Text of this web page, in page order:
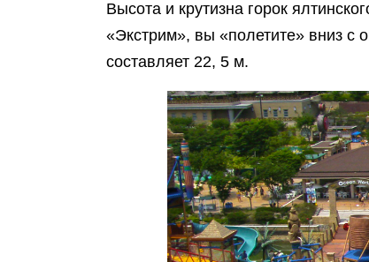
Высота и крутизна горок
«Экстрим», вы «полетите» вниз с
составляет 22, 5 м.